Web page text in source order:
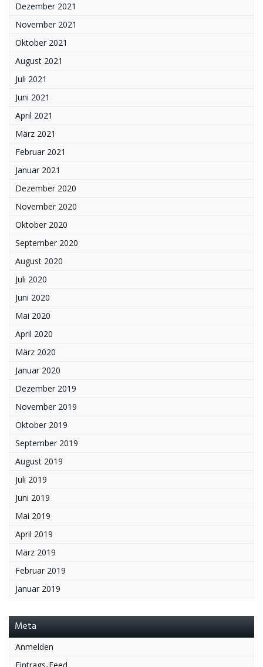
Dezember 2021
November 2021
Oktober 2021
August 2021
Juli 2021
Juni 2021
April 2021
März 2021
Februar 2021
Januar 2021
Dezember 2020
November 2020
Oktober 2020
September 2020
August 2020
Juli 2020
Juni 2020
Mai 2020
April 2020
März 2020
Januar 2020
Dezember 2019
November 2019
Oktober 2019
September 2019
August 2019
Juli 2019
Juni 2019
Mai 2019
April 2019
März 2019
Februar 2019
Januar 2019
Meta
Anmelden